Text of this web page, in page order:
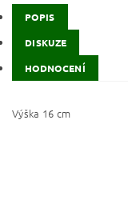
POPIS
DISKUZE
HODNOCENÍ
Výška 16 cm